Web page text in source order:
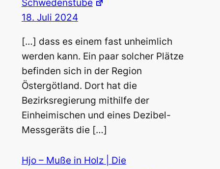
Schwedenstube
18. Juli 2024
[…] dass es einem fast unheimlich
werden kann. Ein paar solcher Plätze
befinden sich in der Region
Östergötland. Dort hat die
Bezirksregierung mithilfe der
Einheimischen und eines Dezibel-
Messgeräts die […]
Hjo – Muße in Holz | Die